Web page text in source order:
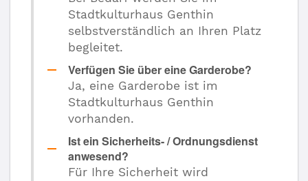
Stadtkulturhaus Genthin
selbstverständlich an Ihren Platz
begleitet.
Verfügen Sie über eine Garderobe?
Ja, eine Garderobe ist im
Stadtkulturhaus Genthin
vorhanden.
Ist ein Sicherheits- / Ordnungsdienst
anwesend?
Für Ihre Sicherheit wird